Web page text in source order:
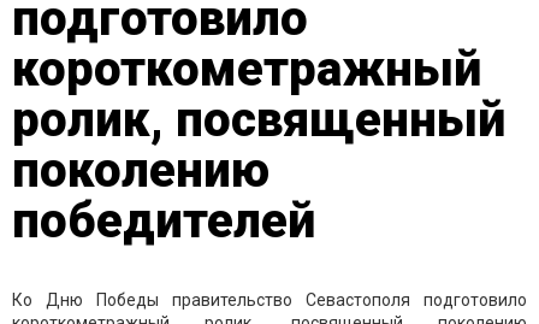
подготовило
короткометражный
ролик, посвященный
поколению
победителей
Ко Дню Победы правительство Севастополя подготовило